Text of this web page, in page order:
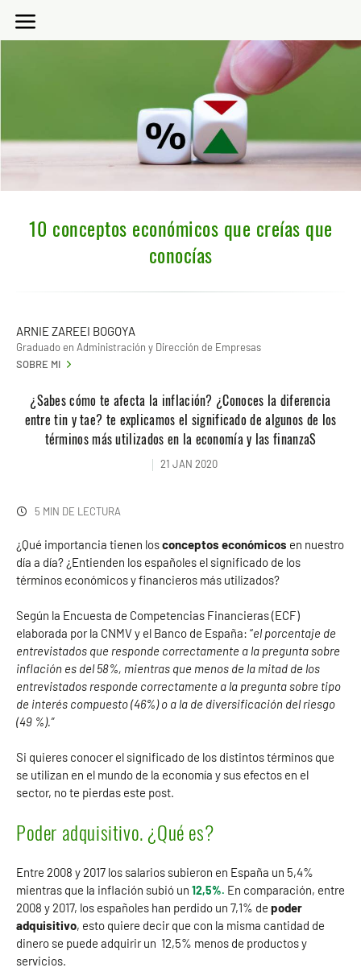
10 conceptos económicos que creías que
conocías
ARNIE ZAREEI BOGOYA
Graduado en Administración y Dirección de Empresas
SOBRE MI
¿Sabes cómo te afecta la inflación? ¿Conoces la diferencia
entre tin y tae? te explicamos el significado de algunos de los
términos más utilizados en la economía y las finanzaS
21 JAN 2020
5 MIN DE LECTURA
¿Qué importancia tienen losconceptos económicos en nuestro
día a día? ¿Entienden los españoles el significado de los
términos económicos y financieros más utilizados?
Según la Encuesta de Competencias Financieras (ECF)
elaborada por la CNMV y el Banco de España: “el porcentaje de
entrevistados que responde correctamente a la pregunta sobre
inflación es del 58%, mientras que menos de la mitad de los
entrevistados responde correctamente a la pregunta sobre tipo
de interés compuesto (46%) o a la de diversificación del riesgo
(49 %).”
Si quieres conocer el significado de los distintos términos que
se utilizan en el mundo de la economía y sus efectos en el
sector, no te pierdas este post.
Poder adquisitivo. ¿Qué es?
Entre 2008 y 2017 los salarios subieron en España un 5,4%
mientras que la inflación subió un 12,5%. En comparación, entre
2008 y 2017, los españoles han perdido un 7,1% de poder
adquisitivo, esto quiere decir que con la misma cantidad de
dinero se puede adquirir un 12,5% menos de productos y
servicios.